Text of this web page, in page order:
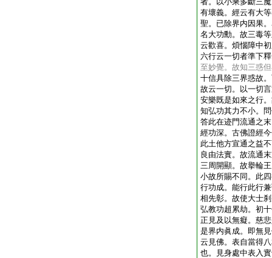
有壞義。經云有大
聖。已除界内因果
名大功勳。故三毒
云歡喜。煩惱障中
六行云一切者準下
至妙覺。故知三惑
十信具除三界惑故
故云一切。以一切
安樂既是如來之行
知弘功其力不小。
答此在迹門流通之
經功深。古佛證經
此土他方宣通之益
良由法實。故流通
三周開顯。故擧輪
小故所賜不同。此
行功成。能行此行
相先彰。故使大士
弘教功超累劫。初
正見及以無癡。慈
是界内眞成。即無
云見佛。表自當得
也。見身處中表入